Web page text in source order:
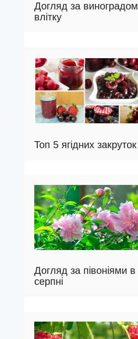
Догляд за виноградом
влітку
Топ 5 ягідних закруток
Догляд за півоніями в
серпні